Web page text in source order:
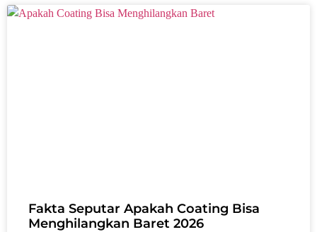
Fakta Seputar Apakah Coating Bisa
Menghilangkan Baret 2026